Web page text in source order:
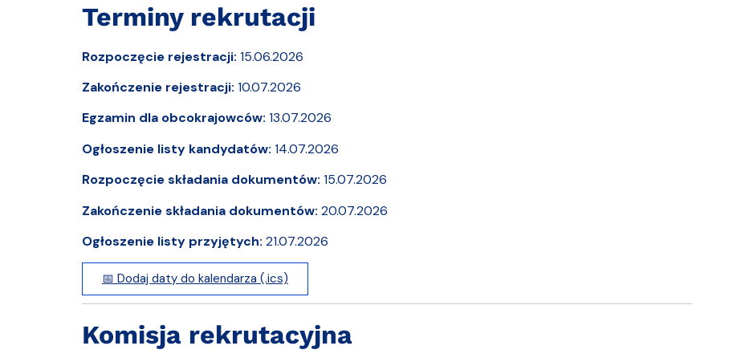
Terminy rekrutacji
Rozpoczęcie rejestracji: 15.06.2026
Zakończenie rejestracji: 10.07.2026
Egzamin dla obcokrajowców: 13.07.2026
Ogłoszenie listy kandydatów: 14.07.2026
Rozpoczęcie składania dokumentów: 15.07.2026
Zakończenie składania dokumentów: 20.07.2026
Ogłoszenie listy przyjętych: 21.07.2026
📅 Dodaj daty do kalendarza (.ics)
Komisja rekrutacyjna